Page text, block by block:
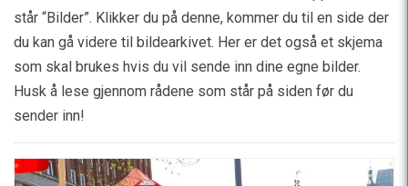
står “Bilder”. Klikker du på denne, kommer du til en side der
du kan gå videre til bildearkivet. Her er det også et skjema
som skal brukes hvis du vil sende inn dine egne bilder.
Husk å lese gjennom rådene som står på siden før du
sender inn!